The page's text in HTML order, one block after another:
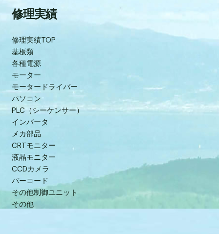
修理実績
修理実績TOP
基板類
各種電源
モーター
モータードライバー
パソコン
PLC（シーケンサー）
インバータ
メカ部品
CRTモニター
液晶モニター
CCDカメラ
バーコード
その他制御ユニット
その他